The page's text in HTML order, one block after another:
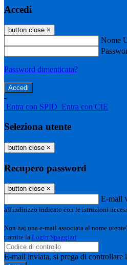
Accedi
button close ×
Nome
Password dimenticata?
-
Entra con SPID Entra con CIE
Seleziona utente
button close ×
Recupero password
button close ×
E-mail
all'indirizzo indicato con le istruzioni
Non hai una e-mail associata al nome
tramite la Login Spaggiari
E-mail inviata, si prega di controllare